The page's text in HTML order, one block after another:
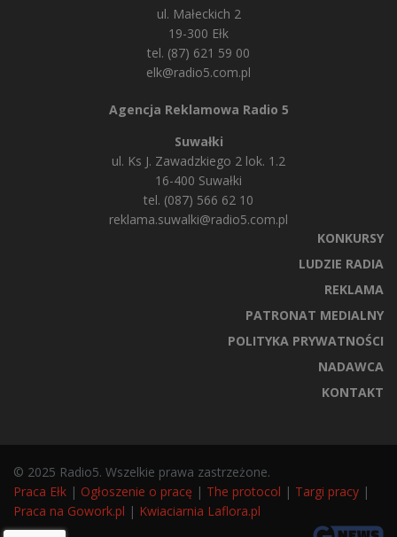
ul. Małeckich 2
19-300 Ełk
tel. (87) 621 59 00
elk@radio5.com.pl
Agencja Reklamowa Radio 5
Suwałki
ul. Ks J. Zawadzkiego 2 lok. 1.2
16-400 Suwałki
tel. (087) 566 62 10
reklama.suwalki@radio5.com.pl
KONKURSY
LUDZIE RADIA
REKLAMA
PATRONAT MEDIALNY
POLITYKA PRYWATNOŚCI
NADAWCA
KONTAKT
© 2025 Radio5. Wszelkie prawa zastrzeżone.
Praca Ełk | Ogłoszenie o pracę | The protocol | Targi pracy |
Praca na Gowork.pl | Kwiaciarnia Laflora.pl